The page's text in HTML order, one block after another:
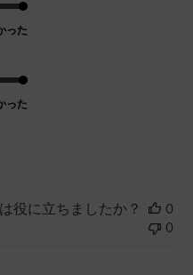
った
った
役に立ちましたか？
0
0